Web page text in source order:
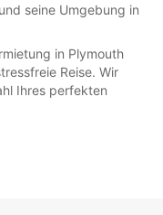
seine Umgebung in
in Plymouth
Reise. Wir
Ihres perfekten